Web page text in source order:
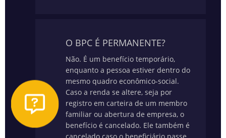
O BPC É PERMANENTE?
Não. É um benefício temporário,
enquanto a pessoa estiver dentro do
mesmo quadro econômico-social.
Caso a renda se altere, seja por
registro em carteira de um membro
familiar ou abertura de empresa, o
benefício é cancelado. Ele também é